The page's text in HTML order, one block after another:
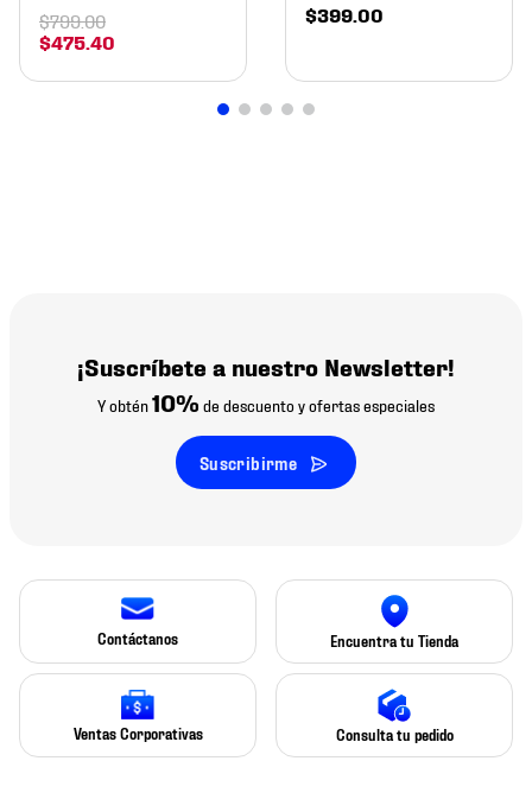
$475 40
$799.00 $399 00
¡Suscríbete a nuestro Newsletter!
Y obtén10% de descuento y ofertas especiales
Suscribirme
Contáctanos Encuentra tu Tienda
Ventas Corporativas Consulta tu pedido